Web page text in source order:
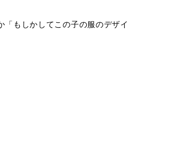
もしかしてこの子の服のデザイ